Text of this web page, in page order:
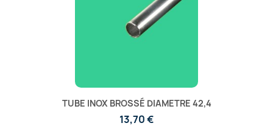
TUBE INOX BROSSÉ DIAMETRE 42,4
13,70 €